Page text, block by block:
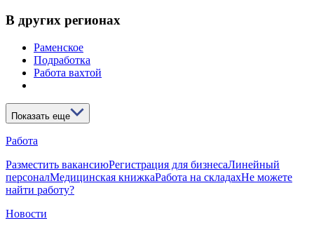
В других регионах
Раменское
Подработка
Работа вахтой
Показать еще
Работа
Разместить вакансиюРегистрация для бизнесаЛинейный
персоналМедицинская книжкаРабота на складахНе можете
найти работу?
Новости